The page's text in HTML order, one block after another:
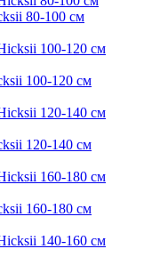
80-100 см
100-120 см
120-140 см
160-180 см